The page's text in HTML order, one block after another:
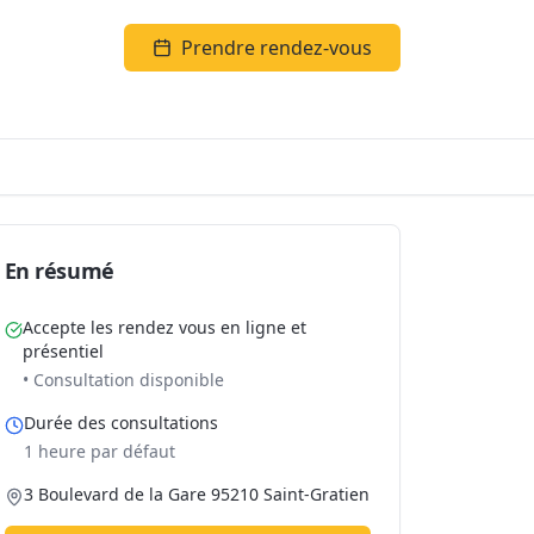
Prendre rendez-vous
En résumé
Accepte les rendez vous en ligne et
présentiel
• Consultation disponible
Durée des consultations
1 heure par défaut
3 Boulevard de la Gare 95210 Saint-Gratien